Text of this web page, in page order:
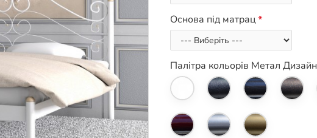
Основа під матрац
Палітра кольорів Метал Дизайн